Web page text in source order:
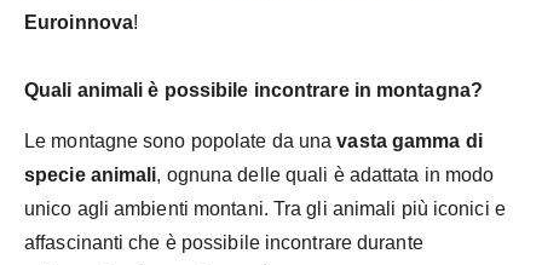
Euroinnova!
Quali animali è possibile incontrare in montagna?
Le montagne sono popolate da unavasta gamma di
specie animali, ognuna delle quali è adattata in modo
unico agli ambienti montani. Tra gli animali più iconici e
affascinanti che è possibile incontrare durante